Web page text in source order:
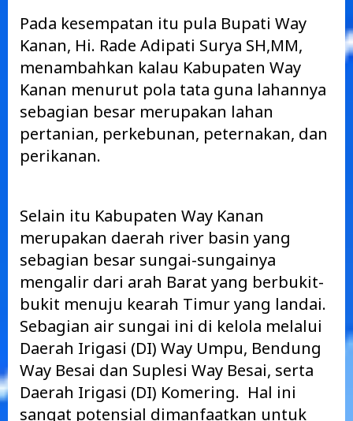
Pada kesempatan itu pula Bupati Way
Kanan, Hi. Rade Adipati Surya SH,MM,
menambahkan kalau Kabupaten Way
Kanan menurut pola tata guna lahannya
sebagian besar merupakan lahan
pertanian, perkebunan, peternakan, dan
perikanan.
Selain itu Kabupaten Way Kanan
merupakan daerah river basin yang
sebagian besar sungai-sungainya
mengalir dari arah Barat yang berbukit-
bukit menuju kearah Timur yang landai.
Sebagian air sungai ini di kelola melalui
Daerah Irigasi (DI) Way Umpu, Bendung
Way Besai dan Suplesi Way Besai, serta
Daerah Irigasi (DI) Komering. Hal ini
sangat potensial dimanfaatkan untuk